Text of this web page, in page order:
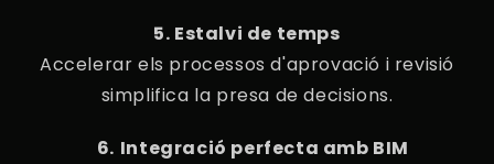
5. Estalvi de temps
Accelerar els processos d'aprovació i revisió
simplifica la presa de decisions.
6.⁠ ⁠Integració perfecta amb BIM